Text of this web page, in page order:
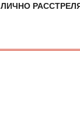
ЛИЧНО